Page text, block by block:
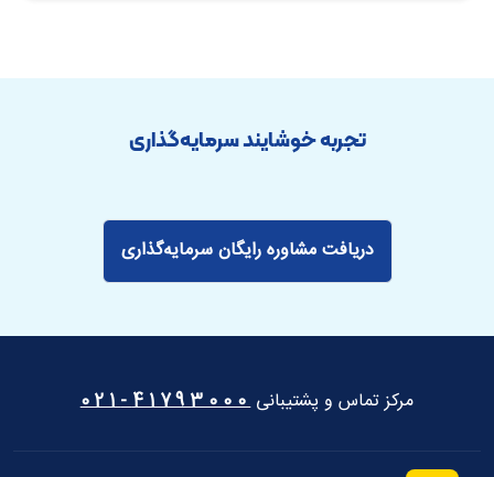
تجربه خوشایند سرمایه‌گذاری
دریافت مشاوره رایگان سرمایه‌گذاری
مرکز تماس و پشتیبانی 41793000-021